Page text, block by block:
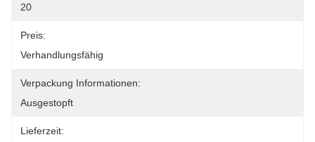
20
Preis:
Verhandlungsfähig
Verpackung Informationen:
Ausgestopft
Lieferzeit: